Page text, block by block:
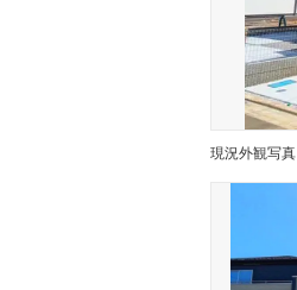
現況外観写真